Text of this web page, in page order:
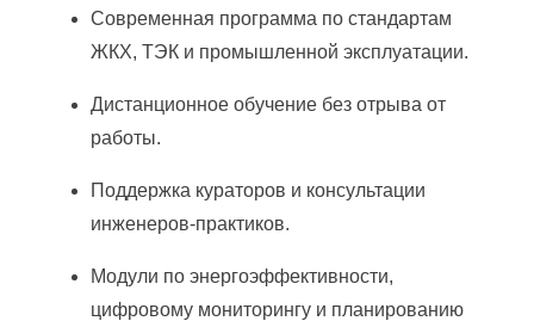
Современная программа по стандартам
ЖКХ, ТЭК и промышленной эксплуатации.
Дистанционное обучение без отрыва от
работы.
Поддержка кураторов и консультации
инженеров-практиков.
Модули по энергоэффективности,
цифровому мониторингу и планированию